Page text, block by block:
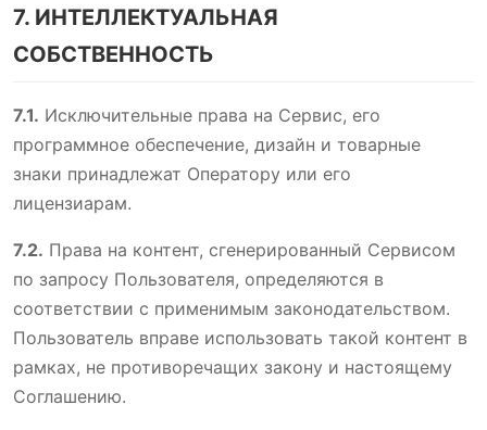
7. ИНТЕЛЛЕКТУАЛЬНАЯ
СОБСТВЕННОСТЬ
7.1. Исключительные права на Сервис, его
программное обеспечение, дизайн и товарные
знаки принадлежат Оператору или его
лицензиарам.
7.2. Права на контент, сгенерированный Сервисом
по запросу Пользователя, определяются в
соответствии с применимым законодательством.
Пользователь вправе использовать такой контент в
рамках, не противоречащих закону и настоящему
Соглашению.